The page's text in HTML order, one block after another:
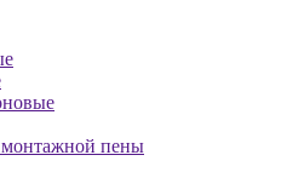
пены